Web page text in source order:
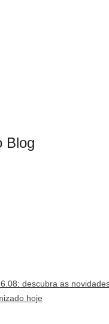
Blog
descubra as
hoje